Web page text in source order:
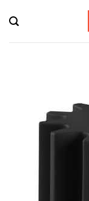
Inhalt
springen